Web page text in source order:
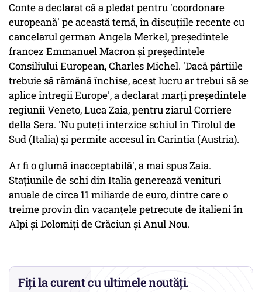
Conte a declarat că a pledat pentru 'coordonare
europeană' pe această temă, în discuţiile recente cu
cancelarul german Angela Merkel, preşedintele
francez Emmanuel Macron şi preşedintele
Consiliului European, Charles Michel. 'Dacă pârtiile
trebuie să rămână închise, acest lucru ar trebui să se
aplice întregii Europe', a declarat marţi preşedintele
regiunii Veneto, Luca Zaia, pentru ziarul Corriere
della Sera. 'Nu puteţi interzice schiul în Tirolul de
Sud (Italia) şi permite accesul în Carintia (Austria).
Ar fi o glumă inacceptabilă', a mai spus Zaia.
Staţiunile de schi din Italia generează venituri
anuale de circa 11 miliarde de euro, dintre care o
treime provin din vacanţele petrecute de italieni în
Alpi şi Dolomiţi de Crăciun şi Anul Nou.
Fiți la curent cu ultimele noutăți.